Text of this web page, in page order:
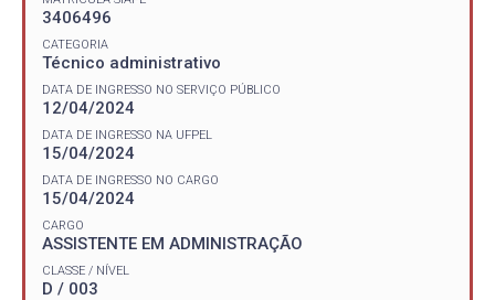
3406496
CATEGORIA
Técnico administrativo
DATA DE INGRESSO NO SERVIÇO PÚBLICO
12/04/2024
DATA DE INGRESSO NA UFPEL
15/04/2024
DATA DE INGRESSO NO CARGO
15/04/2024
CARGO
ASSISTENTE EM ADMINISTRAÇÃO
CLASSE / NÍVEL
D / 003